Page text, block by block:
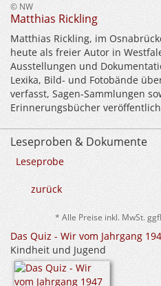
© NW
Matthias Rickling
Matthias Rickling, im
heute als freier Autor in
Ausstellungen und
Lexika, Bild- und Fotobände
verfasst, Sagen-Sammlungen
Erinnerungsbücher
Leseproben & Dokumente
Leseprobe
zurück
* Alle Preise inkl. MwSt.
Das Quiz - Wir vom Jahrgang
Kindheit und Jugend